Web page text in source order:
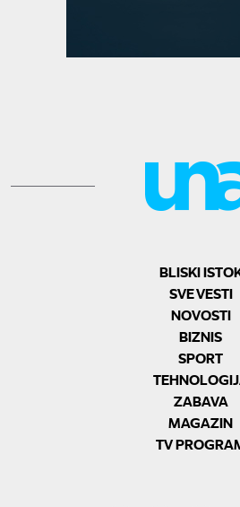
BLISKI
SVE VESTI
NOVOSTI
BIZNIS
SPORT
ZABAVA
MAGAZIN
TV